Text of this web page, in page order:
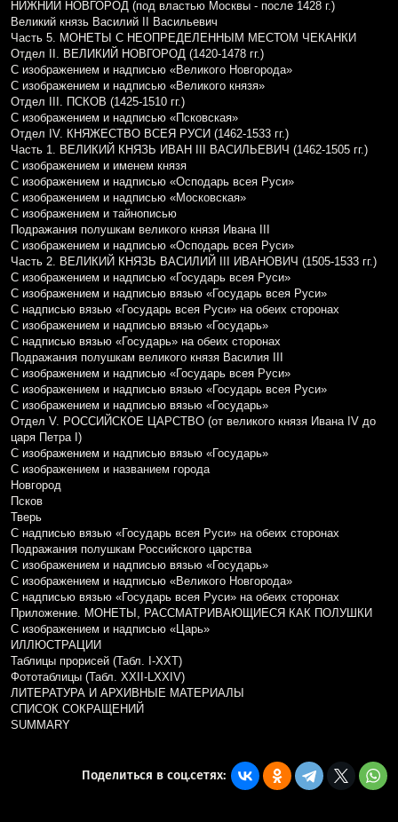
НИЖНИЙ НОВГОРОД (под властью Москвы - после 1428 г.)
Великий князь Василий II Васильевич
Часть 5. МОНЕТЫ С НЕОПРЕДЕЛЕННЫМ МЕСТОМ ЧЕКАНКИ
Отдел II. ВЕЛИКИЙ НОВГОРОД (1420-1478 гг.)
С изображением и надписью «Великого Новгорода»
С изображением и надписью «Великого князя»
Отдел III. ПСКОВ (1425-1510 гг.)
С изображением и надписью «Псковская»
Отдел IV. КНЯЖЕСТВО ВСЕЯ РУСИ (1462-1533 гг.)
Часть 1. ВЕЛИКИЙ КНЯЗЬ ИВАН III ВАСИЛЬЕВИЧ (1462-1505 гг.)
С изображением и именем князя
С изображением и надписью «Осподарь всея Руси»
С изображением и надписью «Московская»
С изображением и тайнописью
Подражания полушкам великого князя Ивана III
С изображением и надписью «Осподарь всея Руси»
Часть 2. ВЕЛИКИЙ КНЯЗЬ ВАСИЛИЙ III ИВАНОВИЧ (1505-1533 гг.)
С изображением и надписью «Государь всея Руси»
С изображением и надписью вязью «Государь всея Руси»
С надписью вязью «Государь всея Руси» на обеих сторонах
С изображением и надписью вязью «Государь»
С надписью вязью «Государь» на обеих сторонах
Подражания полушкам великого князя Василия III
С изображением и надписью «Государь всея Руси»
С изображением и надписью вязью «Государь всея Руси»
С изображением и надписью вязью «Государь»
Отдел V. РОССИЙСКОЕ ЦАРСТВО (от великого князя Ивана IV до
царя Петра I)
С изображением и надписью вязью «Государь»
С изображением и названием города
Новгород
Псков
Тверь
С надписью вязью «Государь всея Руси» на обеих сторонах
Подражания полушкам Российского царства
С изображением и надписью вязью «Государь»
С изображением и надписью «Великого Новгорода»
С надписью вязью «Государь всея Руси» на обеих сторонах
Приложение. МОНЕТЫ, РАССМАТРИВАЮЩИЕСЯ КАК ПОЛУШКИ
С изображением и надписью «Царь»
ИЛЛЮСТРАЦИИ
Таблицы прорисей (Табл. I-XXT)
Фототаблицы (Табл. XXII-LXXIV)
ЛИТЕРАТУРА И АРХИВНЫЕ МАТЕРИАЛЫ
СПИСОК СОКРАЩЕНИЙ
SUMMARY
Поделиться в соц.сетях: